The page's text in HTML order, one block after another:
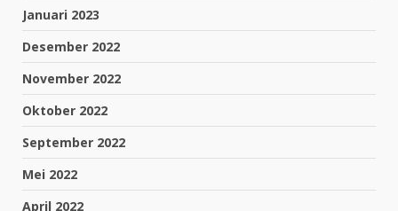
Januari 2023
Desember 2022
November 2022
Oktober 2022
September 2022
Mei 2022
April 2022